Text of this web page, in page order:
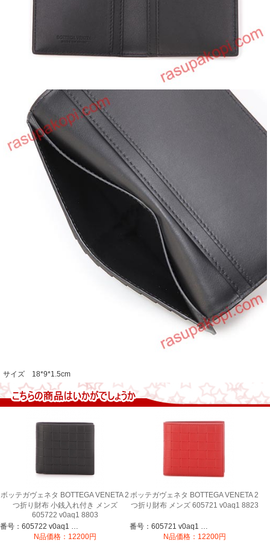
サイズ 18*9*1.5cm
ボッテガヴェネタ BOTTEGA VENETA 2
つ折り財布 小銭入れ付き メンズ
605722 v0aq1 8803
番号：605722 v0aq1 8803
N品価格：12200円
ボッテガヴェネタ BOTTEGA VENETA 2
つ折り財布 メンズ 605721 v0aq1 8823
番号：605721 v0aq1 8823
N品価格：12200円